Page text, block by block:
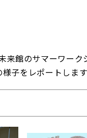
来館のサマーワー
子をレポートします